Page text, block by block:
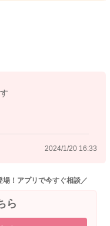
2024/1/20 16:33
！アプリで今すぐ相談／
ら